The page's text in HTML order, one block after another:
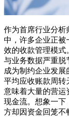
作为首席行业分析
中，许多企业正
效的收款管理模式
与业务数据严重脱
成为制约企业发
平均应收账款周转
意味着大量的营运
现金流。想象一下
方却因资金回笼不